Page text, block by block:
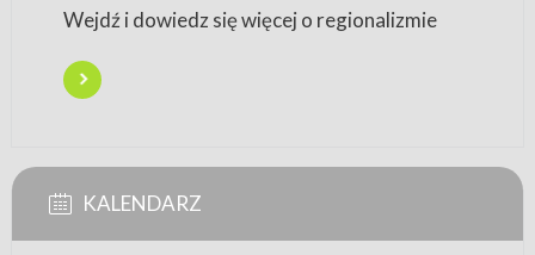
Wejdź i dowiedz się więcej o regionalizmie
KALENDARZ